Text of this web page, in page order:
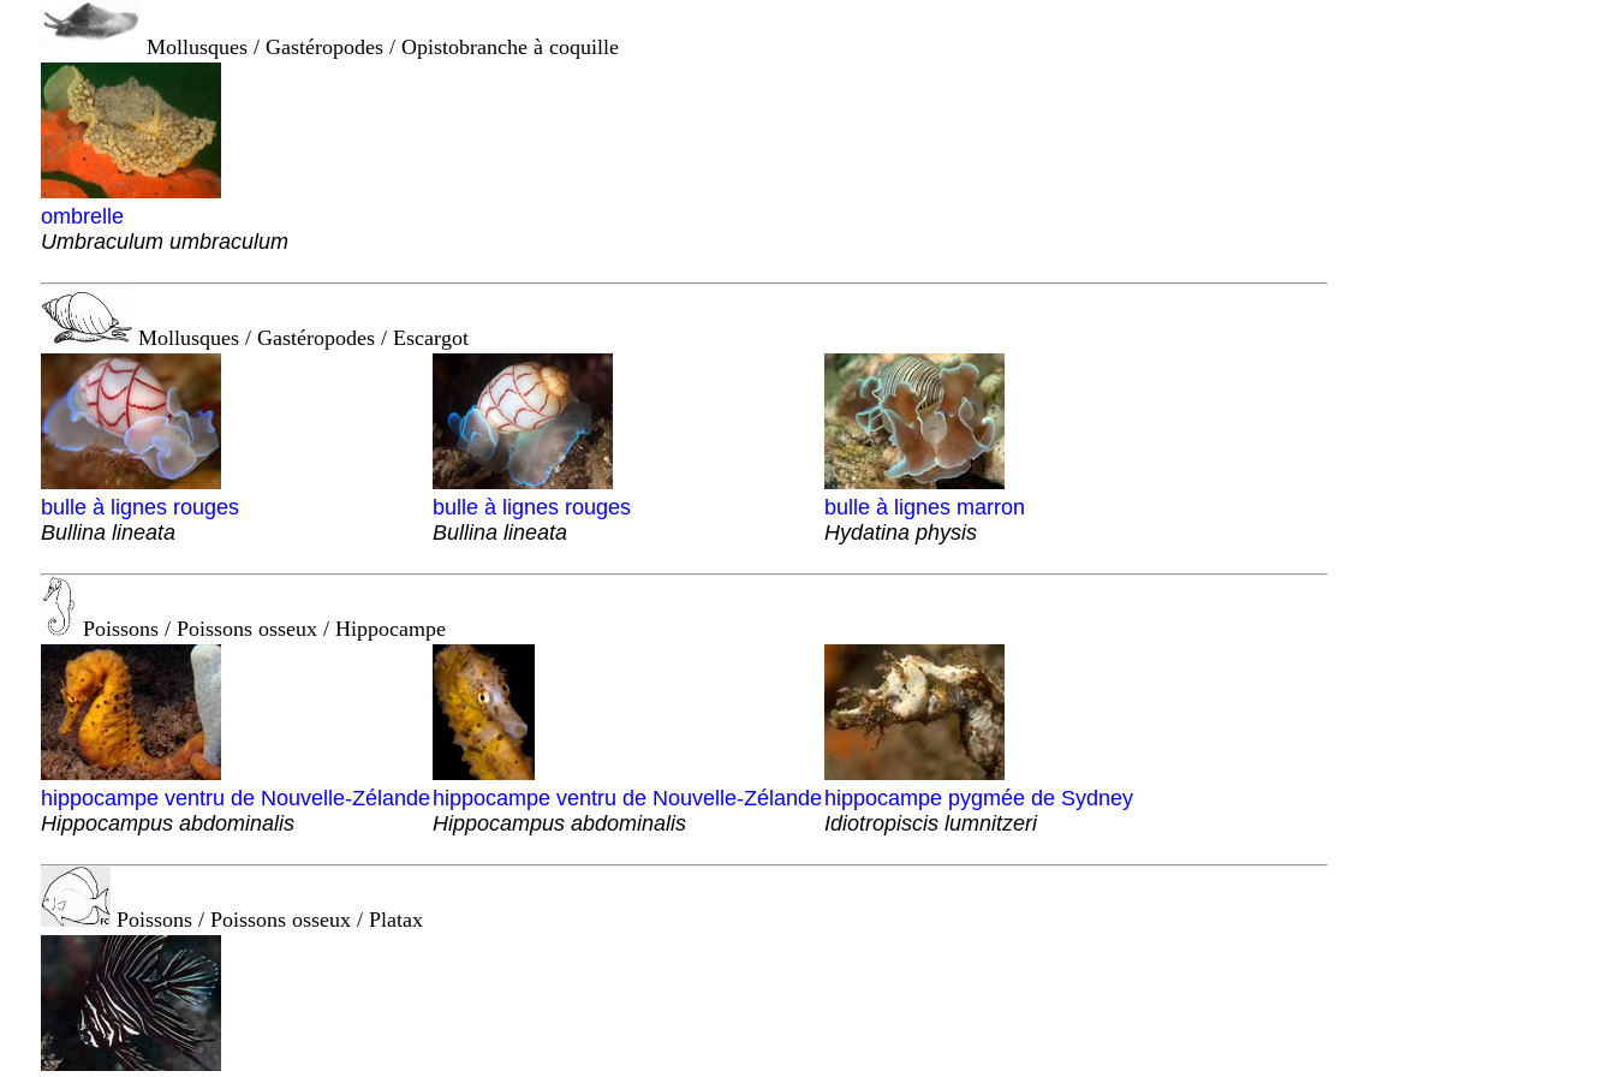
Mollusques / Gastéropodes / Opistobranche à coquille
ombrelle
Umbraculum umbraculum
Mollusques / Gastéropodes / Escargot
bulle à lignes rouges
Bullina lineata
bulle à lignes rouges
Bullina lineata
bulle à lignes marron
Hydatina physis
Poissons / Poissons osseux / Hippocampe
hippocampe ventru de Nouvelle-Zélande
Hippocampus abdominalis
hippocampe ventru de Nouvelle-Zélande
Hippocampus abdominalis
hippocampe pygmée de Sydney
Idiotropiscis lumnitzeri
Poissons / Poissons osseux / Platax